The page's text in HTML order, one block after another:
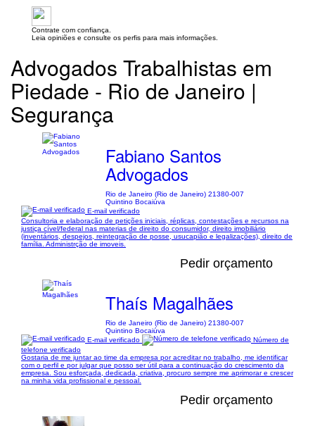
Contrate com confiança.
Leia opiniões e consulte os perfis para mais informações.
Advogados Trabalhistas em
Piedade - Rio de Janeiro |
Segurança
Fabiano Santos
Advogados
Rio de Janeiro (Rio de Janeiro) 21380-007
Quintino Bocaiúva
E-mail verificado
Consultoria e elaboração de petições iniciais, réplicas, contestações e recursos na
justiça cível/federal nas materias de direito do consumidor, direito imobiliário
(inventários, despejos, reintegração de posse, usucapião e legalizações), direito de
família. Administrção de imoveis.
Pedir orçamento
Thaís Magalhães
Rio de Janeiro (Rio de Janeiro) 21380-007
Quintino Bocaiúva
E-mail verificado
Número de
telefone verificado
Gostaria de me juntar ao time da empresa por acreditar no trabalho, me identificar
com o perfil e por julgar que posso ser útil para a continuação do crescimento da
empresa. Sou esforçada, dedicada, criativa, procuro sempre me aprimorar e crescer
na minha vida profissional e pessoal.
Pedir orçamento